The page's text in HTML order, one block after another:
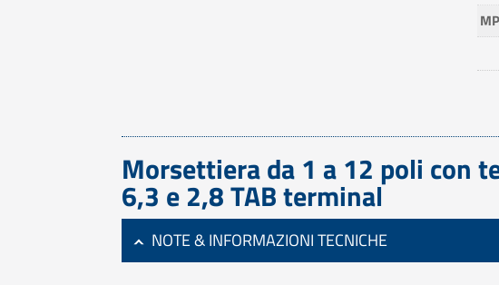
Morsettiera da 1 a 12 poli con
6,3 e 2,8 TAB terminal
NOTE & INFORMAZIONI TECNICHE